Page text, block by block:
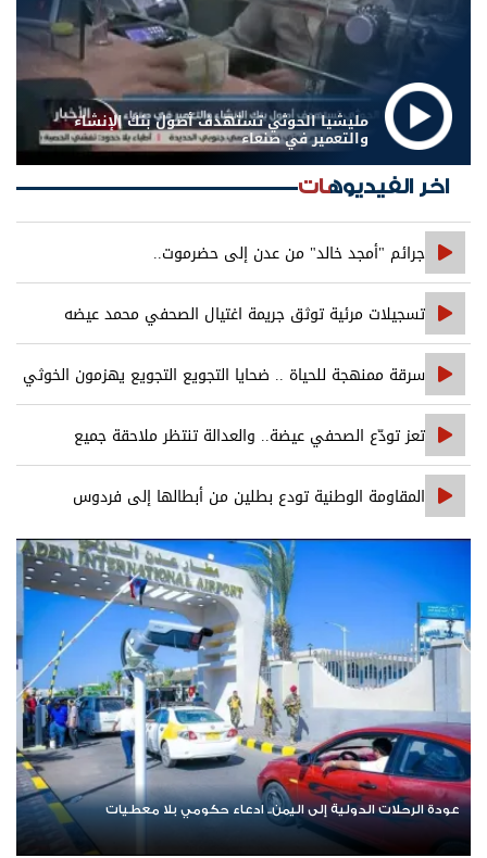
مليشيا الحوثي تستهدف أصول بنك الإنشاء
والتعمير في صنعاء
اخر الفيديوهات
جرائم "أمجد خالد" من عدن إلى حضرموت..
تسجيلات مرئية توثق جريمة اغتيال الصحفي محمد عيضه
سرقة ممنهجة للحياة .. ضحايا التجويع التجويع يهزمون الخوثي
تعز تودّع الصحفي عيضة.. والعدالة تنتظر ملاحقة جميع
المتورطين
المقاومة الوطنية تودع بطلين من أبطالها إلى فردوس
الشهداء في المخا
عودة الرحلات الدولية إلى اليمن.. ادعاء حكومي بلا معطيات